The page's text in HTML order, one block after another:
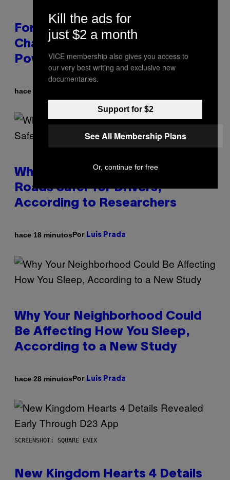
Fortnite Sprites Are Returning in
Chapter 7 Season 4 With New
Powers
hace 18 minutos
Why Mountain Lions Could Make
Roads Safer for Drivers,
According to Researchers
hace 18 minutosPor Luis Prada
Why Your Neighborhood Could
Be Affecting How You Sleep,
According to a New Study
hace 28 minutosPor Luis Prada
SCREENSHOT: SQUARE ENIX
New Kingdom Hearts 4 Details
Kill the ads for
just $2 a month
VICE membership also gives you access to
our very best writing and exclusive new
documentaries.
Support for $2
See All Membership Plans
Or, continue for free